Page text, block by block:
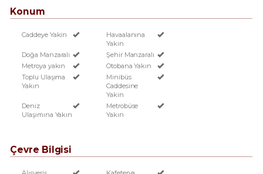
Konum
Caddeye Yakin
Havaalanına
Yakın
Doğa Manzaralı
Şehir Manzaralı
Metroya yakın
Otobana Yakın
Toplu Ulaşıma
Yakın
Minibüs
Caddesine
Yakin
Deniz
Ulaşımına Yakın
Metrobüse
Yakın
Çevre Bilgisi